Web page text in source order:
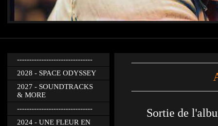
-------------------------------
2028 - SPACE ODYSSEY
2027 - SOUNDTRACKS
& MORE
-------------------------------
2024 - UNE FLEUR EN
Sortie de